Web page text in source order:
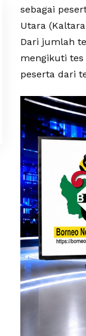
sebagai
Utara
Dari jumlah
mengikuti tes
peserta dari